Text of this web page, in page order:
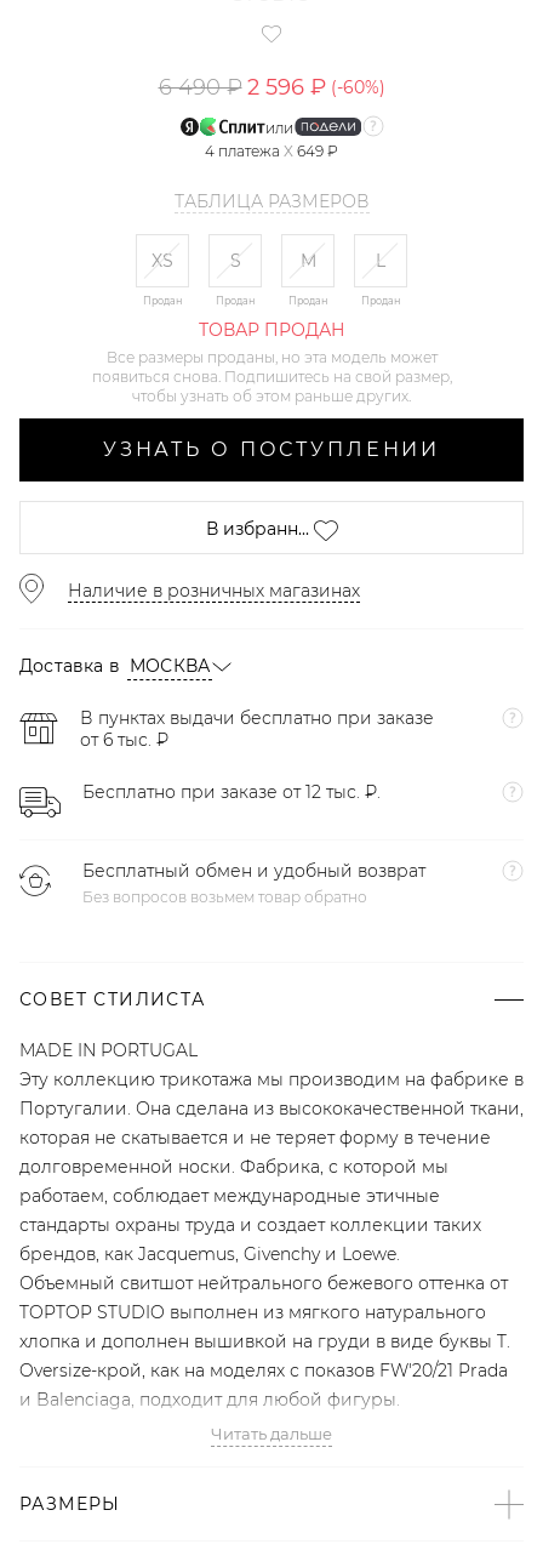
6 490 ₽ 2 596 ₽ (-60%)
или
4 платежа X 649 ₽
ТАБЛИЦА РАЗМЕРОВ
XS
Продан
S
Продан
M
Продан
L
Продан
ТОВАР ПРОДАН
Все размеры проданы, но эта модель может
появиться снова. Подпишитесь на свой размер,
чтобы узнать об этом раньше других.
УЗНАТЬ О ПОСТУПЛЕНИИ
В избранн...
Наличие в розничных магазинах
Доставка в МОСКВА
В пунктах выдачи бесплатно при заказе
от 6 тыс. ₽
Бесплатно при заказе от 12 тыс. ₽.
Бесплатный обмен и удобный возврат
Без вопросов возьмем товар обратно
СОВЕТ СТИЛИСТА
MADE IN PORTUGAL
Эту коллекцию трикотажа мы производим на фабрике в
Португалии. Она сделана из высококачественной ткани,
которая не скатывается и не теряет форму в течение
долговременной носки. Фабрика, с которой мы
работаем, соблюдает международные этичные
стандарты охраны труда и создает коллекции таких
брендов, как Jacquemus, Givenchy и Loewe.
Объемный свитшот нейтрального бежевого оттенка от
TOPTOP STUDIO выполнен из мягкого натурального
хлопка и дополнен вышивкой на груди в виде буквы T.
Oversize-крой, как на моделях с показов FW'20/21 Prada
и Balenciaga, подходит для любой фигуры.
брюками, милитари-ботинками и удлиненным
Читать дальше
РАЗМЕРЫ